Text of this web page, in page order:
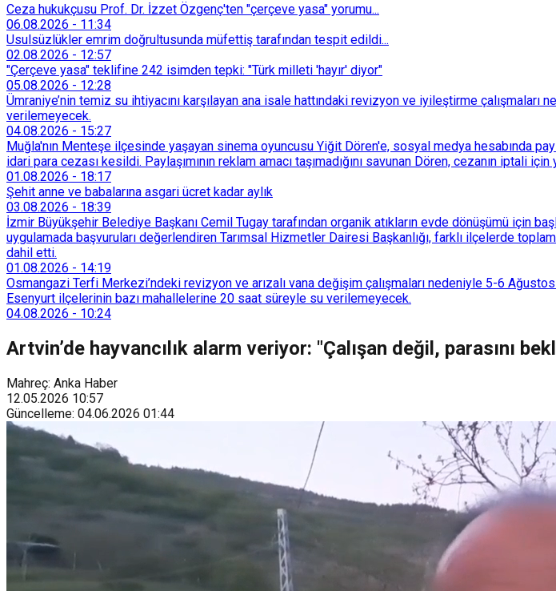
Ceza hukukçusu Prof. Dr. İzzet Özgenç'ten "çerçeve yasa" yorumu...
06.08.2026 - 11:34
Usulsüzlükler emrim doğrultusunda müfettiş tarafından tespit edildi...
02.08.2026 - 12:57
"Çerçeve yasa" teklifine 242 isimden tepki: "Türk milleti 'hayır' diyor"
05.08.2026 - 12:28
Ümraniye’nin temiz su ihtiyacını karşılayan ana isale hattındaki revizyon ve iyileştirme
verilemeyecek.
04.08.2026 - 15:27
Muğla'nın Menteşe ilçesinde yaşayan sinema oyuncusu Yiğit Dören'e, sosyal medya hesabında
idari para cezası kesildi. Paylaşımının reklam amacı taşımadığını savunan Dören, cezanın iptali için
01.08.2026 - 18:17
Şehit anne ve babalarına asgari ücret kadar aylık
03.08.2026 - 18:39
İzmir Büyükşehir Belediye Başkanı Cemil Tugay tarafından organik atıkların evde dönüşümü için
uygulamada başvuruları değerlendiren Tarımsal Hizmetler Dairesi Başkanlığı, farklı ilçelerde
dahil etti.
01.08.2026 - 14:19
Osmangazi Terfi Merkezi’ndeki revizyon ve arızalı vana değişim çalışmaları nedeniyle 5-6
Esenyurt ilçelerinin bazı mahallelerine 20 saat süreyle su verilemeyecek.
04.08.2026 - 10:24
Artvin’de hayvancılık alarm veriyor: "Çalışan değil, parasını
Mahreç: Anka Haber
12.05.2026 10:57
Güncelleme: 04.06.2026 01:44